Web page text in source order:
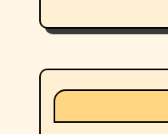
i